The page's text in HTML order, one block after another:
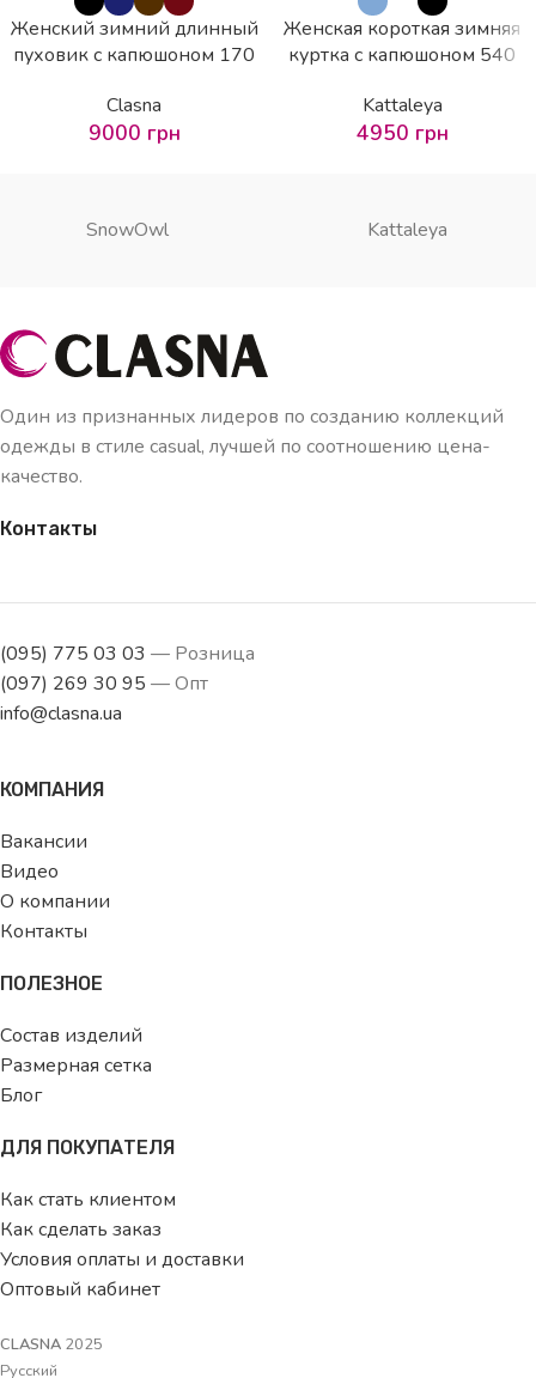
Женский зимний длинный
пуховик с капюшоном 170
Clasna
9000 грн
Женская короткая зимняя
куртка с капюшоном 540
Kattaleya
4950 грн
SnowOwl Kattaleya
Один из признанных лидеров по созданию коллекций
одежды в стиле casual, лучшей по соотношению цена-
качество.
Контакты
(095) 775 03 03 — Розница
(097) 269 30 95 — Опт
info@clasna.ua
КОМПАНИЯ
Вакансии
Видео
О компании
Контакты
ПОЛЕЗНОЕ
Состав изделий
Размерная сетка
Блог
ДЛЯ ПОКУПАТЕЛЯ
Как стать клиентом
Как сделать заказ
Условия оплаты и доставки
Оптовый кабинет
CLASNA 2025
Русский